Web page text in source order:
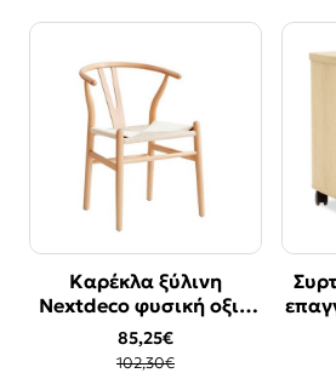
Bestseller
-17%
Καρέκλα ξύλινη
Nextdeco φυσική οξιά
Υ76χ53.3x57εκ.
85,25€
102,30€